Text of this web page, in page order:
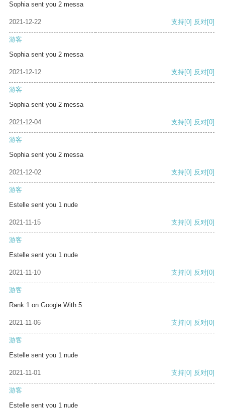
Sophia sent you 2 messa
2021-12-22 支持[0] 反对[0]
游客
Sophia sent you 2 messa
2021-12-12 支持[0] 反对[0]
游客
Sophia sent you 2 messa
2021-12-04 支持[0] 反对[0]
游客
Sophia sent you 2 messa
2021-12-02 支持[0] 反对[0]
游客
Estelle sent you 1 nude
2021-11-15 支持[0] 反对[0]
游客
Estelle sent you 1 nude
2021-11-10 支持[0] 反对[0]
游客
Rank 1 on Google With 5
2021-11-06 支持[0] 反对[0]
游客
Estelle sent you 1 nude
2021-11-01 支持[0] 反对[0]
游客
Estelle sent you 1 nude